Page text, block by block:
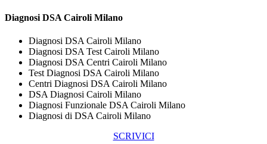
Diagnosi DSA Cairoli Milano
Diagnosi DSA Cairoli Milano
Diagnosi DSA Test Cairoli Milano
Diagnosi DSA Centri Cairoli Milano
Test Diagnosi DSA Cairoli Milano
Centri Diagnosi DSA Cairoli Milano
DSA Diagnosi Cairoli Milano
Diagnosi Funzionale DSA Cairoli Milano
Diagnosi di DSA Cairoli Milano
SCRIVICI